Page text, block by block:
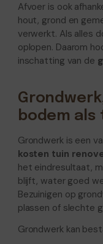
Afvoer is ook
hout, grond en
verwerkt. Als alles
oplopen. Daarom
inschatting van de
bodem als
Grondwerk is een
kosten tuin
het eindresultaat,
blijft, water goed
Bezuinigen op
plassen of slechte
Grondwerk kan